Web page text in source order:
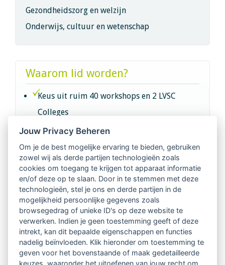
Gezondheidszorg en welzijn
Onderwijs, cultuur en wetenschap
Waarom lid worden?
Keus uit ruim 40 workshops en 2 LVSC
Colleges
Intervisie met geregistreerde vakgenoten
Netwerk van 2100 professionals in 14
regio's
Vindbaar voor opdrachtgevers
Tijdschrift voor
Begeleidingskunde & kennisbank
Jouw Privacy Beheren
Om je de best mogelijke ervaring te bieden, gebruiken
zowel wij als derde partijen technologieën zoals
cookies om toegang te krijgen tot apparaat informatie
en/of deze op te slaan. Door in te stemmen met deze
technologieën, stel je ons en derde partijen in de
mogelijkheid persoonlijke gegevens zoals
browsegedrag of unieke ID's op deze website te
verwerken. Indien je geen toestemming geeft of deze
intrekt, kan dit bepaalde eigenschappen en functies
nadelig beïnvloeden. Klik hieronder om toestemming te
geven voor het bovenstaande of maak gedetailleerde